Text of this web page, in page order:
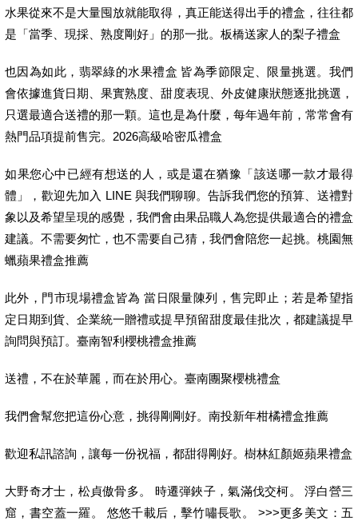
水果從來不是大量囤放就能取得，真正能送得出手的禮盒，往往都
是「當季、現採、熟度剛好」的那一批。板橋送家人的梨子禮盒
也因為如此，翡翠綠的水果禮盒 皆為季節限定、限量挑選。我們
會依據進貨日期、果實熟度、甜度表現、外皮健康狀態逐批挑選，
只選最適合送禮的那一顆。這也是為什麼，每年過年前，常常會有
熱門品項提前售完。2026高級哈密瓜禮盒
如果您心中已經有想送的人，或是還在猶豫「該送哪一款才最得
體」，歡迎先加入 LINE 與我們聊聊。告訴我們您的預算、送禮對
象以及希望呈現的感覺，我們會由果品職人為您提供最適合的禮盒
建議。不需要匆忙，也不需要自己猜，我們會陪您一起挑。桃園無
蠟蘋果禮盒推薦
此外，門市現場禮盒皆為 當日限量陳列，售完即止；若是希望指
定日期到貨、企業統一贈禮或提早預留甜度最佳批次，都建議提早
詢問與預訂。臺南智利櫻桃禮盒推薦
送禮，不在於華麗，而在於用心。臺南團聚櫻桃禮盒
我們會幫您把這份心意，挑得剛剛好。南投新年柑橘禮盒推薦
歡迎私訊諮詢，讓每一份祝福，都甜得剛好。樹林紅顏姬蘋果禮盒
大野奇才士，松貞傲骨多。 時遷弾鋏子，氣滿伐交柯。 浮白營三
窟，書空蓋一羅。 悠悠千載后，擊竹嘯長歌。 >>>更多美文：五